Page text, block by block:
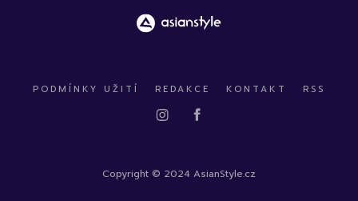
PODMÍNKY UŽITÍ REDAKCE KONTAKT RSS
Copyright © 2024 AsianStyle.cz